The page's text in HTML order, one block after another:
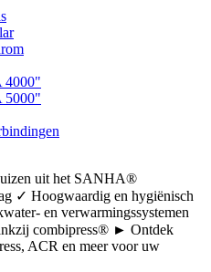
4000"
5000"
uit het SANHA®
✓ Hoogwaardig en hygiënisch
en verwarmingssystemen
combipress® ► Ontdek
ACR en meer voor uw